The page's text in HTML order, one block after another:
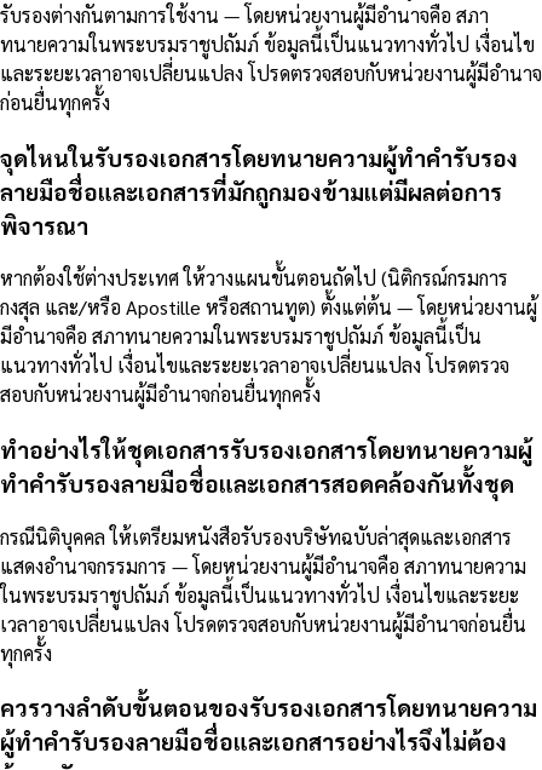
รับรองต่างกันตามการใช้งาน — โดยหน่วยงานผู้มีอำนาจคือ สภา
ทนายความในพระบรมราชูปถัมภ์ ข้อมูลนี้เป็นแนวทางทั่วไป เงื่อนไข
และระยะเวลาอาจเปลี่ยนแปลง โปรดตรวจสอบกับหน่วยงานผู้มีอำนาจ
ก่อนยื่นทุกครั้ง
จุดไหนในรับรองเอกสารโดยทนายความผู้ทำคำรับรอง
ลายมือชื่อและเอกสารที่มักถูกมองข้ามแต่มีผลต่อการ
พิจารณา
หากต้องใช้ต่างประเทศ ให้วางแผนขั้นตอนถัดไป (นิติกรณ์กรมการ
กงสุล และ/หรือ Apostille หรือสถานทูต) ตั้งแต่ต้น — โดยหน่วยงานผู้
มีอำนาจคือ สภาทนายความในพระบรมราชูปถัมภ์ ข้อมูลนี้เป็น
แนวทางทั่วไป เงื่อนไขและระยะเวลาอาจเปลี่ยนแปลง โปรดตรวจ
สอบกับหน่วยงานผู้มีอำนาจก่อนยื่นทุกครั้ง
ทำอย่างไรให้ชุดเอกสารรับรองเอกสารโดยทนายความผู้
ทำคำรับรองลายมือชื่อและเอกสารสอดคล้องกันทั้งชุด
กรณีนิติบุคคล ให้เตรียมหนังสือรับรองบริษัทฉบับล่าสุดและเอกสาร
แสดงอำนาจกรรมการ — โดยหน่วยงานผู้มีอำนาจคือ สภาทนายความ
ในพระบรมราชูปถัมภ์ ข้อมูลนี้เป็นแนวทางทั่วไป เงื่อนไขและระยะ
เวลาอาจเปลี่ยนแปลง โปรดตรวจสอบกับหน่วยงานผู้มีอำนาจก่อนยื่น
ทุกครั้ง
ควรวางลำดับขั้นตอนของรับรองเอกสารโดยทนายความ
ผู้ทำคำรับรองลายมือชื่อและเอกสารอย่างไรจึงไม่ต้อง